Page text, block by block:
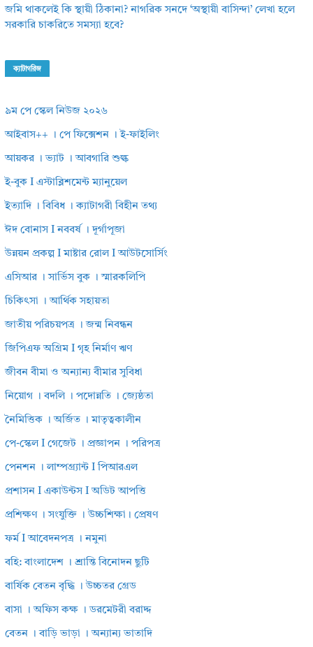
জমি থাকলেই কি স্থায়ী ঠিকানা? নাগরিক সনদে ‘অস্থায়ী বাসিন্দা’ লেখা হলে
সরকারি চাকরিতে সমস্যা হবে?
ক্যাটাগরিজ
৯ম পে স্কেল নিউজ ২০২৬
আইবাস++ । পে ফিক্সেশন । ই-ফাইলিং
আয়কর । ভ্যাট । আবগারি শুল্ক
ই-বুক I এস্টাব্লিশমেন্ট ম্যানুয়েল
ইত্যাদি । বিবিধ । ক্যাটাগরী বিহীন তথ্য
ঈদ বোনাস I নববর্ষ । দূর্গাপূজা
উন্নয়ন প্রকল্প I মাষ্টার রোল I আউটসোর্সিং
এসিআর । সার্ভিস বুক । স্মারকলিপি
চিকিৎসা । আর্থিক সহায়তা
জাতীয় পরিচয়পত্র । জন্ম নিবন্ধন
জিপিএফ অগ্রিম I গৃহ নির্মাণ ঋণ
জীবন বীমা ও অন্যান্য বীমার সুবিধা
নিয়োগ । বদলি । পদোন্নতি । জ্যেষ্ঠতা
নৈমিত্তিক । অর্জিত । মাতৃত্বকালীন
পে-স্কেল I গেজেট । প্রজ্ঞাপন । পরিপত্র
পেনশন । লাম্পগ্র্যান্ট I পিআরএল
প্রশাসন I একাউন্টস I অডিট আপত্তি
প্রশিক্ষণ । সংযুক্তি । উচ্চশিক্ষা। প্রেষণ
ফর্ম I আবেদনপত্র । নমুনা
বহি: বাংলাদেশ । শ্রান্তি বিনোদন ছুটি
বার্ষিক বেতন বৃদ্ধি । উচ্চতর গ্রেড
বাসা । অফিস কক্ষ । ডরমেটরী বরাদ্দ
বেতন । বাড়ি ভাড়া । অন্যান্য ভাতাদি